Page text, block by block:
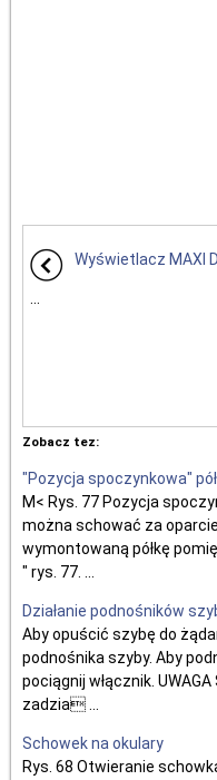
Wyświetlacz MAXI
Zobacz tez:
"Pozycja spoczynkowa"
M< Rys. 77 Pozycja
można schować za
wymontowaną półkę
" rys. 77. ...
Działanie podnośników
Aby opuścić szybę do
podnośnika szyby. Aby
pociągnij włącznik.
zadzia ...
Schowek na okulary
Rys. 68 Otwieranie